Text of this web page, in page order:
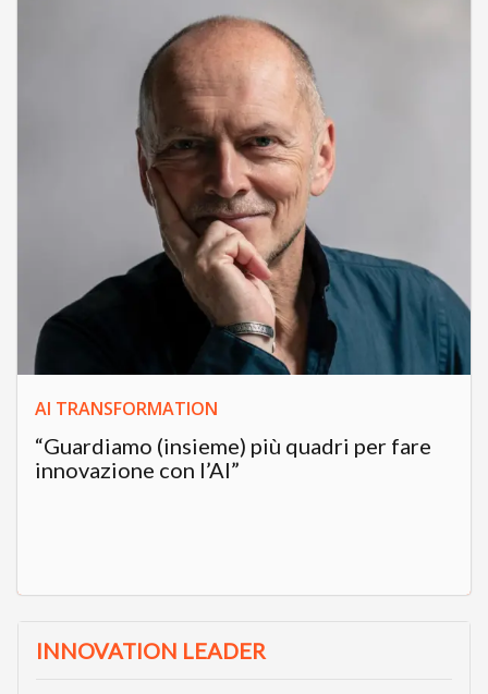
AI TRANSFORMATION
“Guardiamo (insieme) più quadri per fare
innovazione con l’AI”
INNOVATION LEADER